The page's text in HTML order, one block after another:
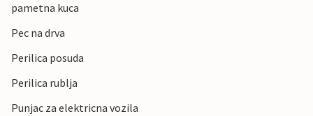
pametna kuca
Pec na drva
Perilica posuda
Perilica rublja
Punjac za elektricna vozila